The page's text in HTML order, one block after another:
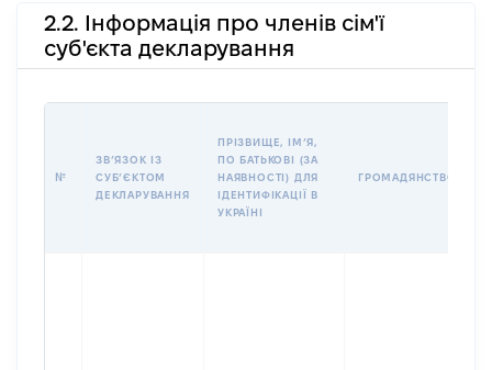
2.2. Інформація про членів сім'ї
суб'єкта декларування
№
ЗВʼЯЗОК ІЗ
СУБʼЄКТОМ
ДЕКЛАРУВАННЯ
ПРІЗВИЩЕ, ІМʼЯ,
ПО БАТЬКОВІ (ЗА
НАЯВНОСТІ) ДЛЯ
ІДЕНТИФІКАЦІЇ В
УКРАЇНІ
ГРОМАДЯНСТВО